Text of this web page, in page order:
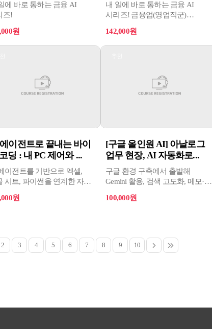
에 바로 통하는 금융 AI
즈!
원
내 일에 바로 통하는 금융 AI
시리즈! 금융업(영업직군)
시리즈
142,000원
이전트로 끝내는 바이
딩 : 내 PC 제어와 ...
이전트를 기반으로 엑셀,
시트, 파이썬을 연계한 자동
중심 과정
원
[구글 올인원 AI] 아날로그
업무 현장, AI 자동화로...
구글 환경 구축에서 출발해
Gemini 활용, 검색 고도화, 메모·할
Gmail·Meet·Chat 협업, 문서·
Colab·Apps Script를 활용한 업무
자동화까지 단계적으로 익히는
100,000원
2 3 4 5 6 7 8 9 10